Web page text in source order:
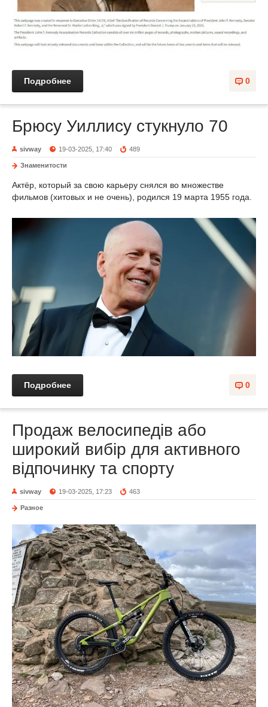
0
Подробнее
Брюсу Уиллису стукнуло 70
sivway 19-03-2025, 17:40 489
Знаменитости
Актёр, который за свою карьеру снялся во множестве
фильмов (хитовых и не очень), родился 19 марта 1955 года.
0
Подробнее
Продаж велосипедів або
широкий вибір для активного
відпочинку та спорту
sivway 19-03-2025, 17:23 463
Разное